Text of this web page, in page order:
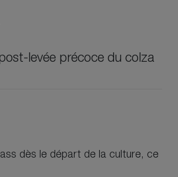
levée précoce du colza
dès le départ de la culture, ce